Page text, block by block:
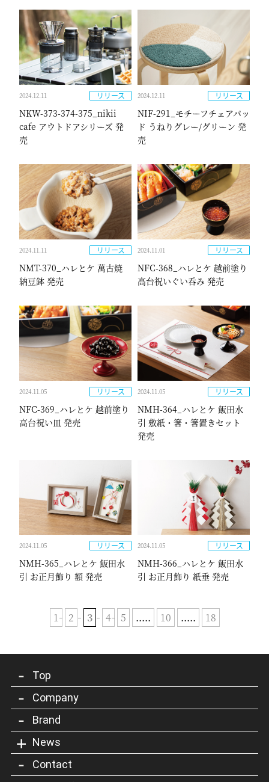
2024.12.11 リリース
NKW-373-374-375_nikii
cafe アウトドアシリーズ 発
売
2024.12.11 リリース
NIF-291_モチーフチェアパッ
ド うねりグレー/グリーン 発
売
2024.11.11 リリース
NMT-370_ハレとケ 萬古焼
納豆鉢 発売
2024.11.01 リリース
NFC-368_ハレとケ 越前塗り
高台祝いぐい呑み 発売
2024.11.05 リリース
NFC-369_ハレとケ 越前塗り
高台祝い皿 発売
2024.11.05 リリース
NMH-364_ハレとケ 飯田水
引 敷紙・箸・箸置きセット
発売
2024.11.05 リリース
NMH-365_ハレとケ 飯田水
引 お正月飾り 額 発売
2024.11.05 リリース
NMH-366_ハレとケ 飯田水
引 お正月飾り 紙垂 発売
1 2 3 4 5 ..... 10 ..... 18
Top
Company
Brand
News
Contact